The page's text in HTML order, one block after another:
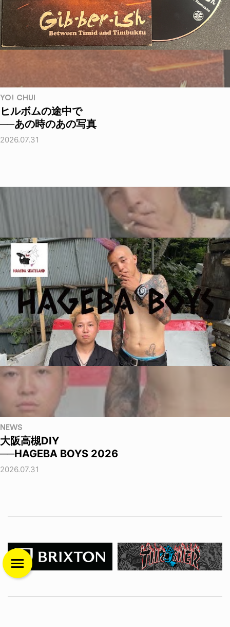
YO! CHUI
ヒルボムの途中で
──あの時のあの写真
2026.07.31
NEWS
大阪高槻DIY
──HAGEBA BOYS 2026
2026.07.31